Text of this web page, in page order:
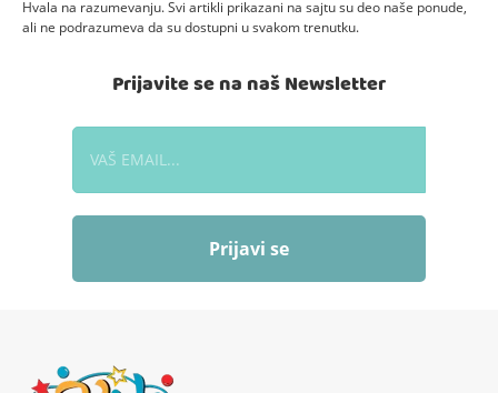
Hvala na razumevanju. Svi artikli prikazani na sajtu su deo naše ponude,
ali ne podrazumeva da su dostupni u svakom trenutku.
Prijavite se na naš Newsletter
Prijavi se